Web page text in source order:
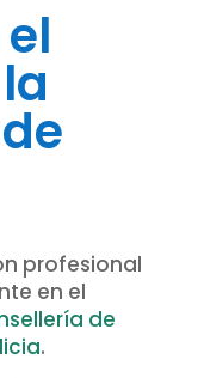
profesional
en el
de
.